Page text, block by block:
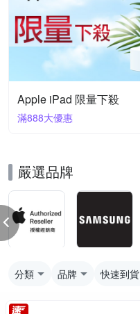
Apple iPad 限量下殺
滿888大優惠
嚴選品牌
分類 品牌 快速到貨